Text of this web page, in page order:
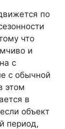
по
что
и
с
с обычной
этом
в
объект
период,